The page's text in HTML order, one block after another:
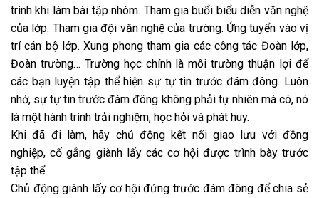
trình khi làm bài tập nhóm. Tham gia buổi biểu diễn văn nghệ
của lớp. Tham gia đội văn nghệ của trường. Ứng tuyển vào vị
trí cán bộ lớp. Xung phong tham gia các công tác Đoàn lớp,
Đoàn trường… Trường học chính là môi trường thuận lợi để
các bạn luyện tập thể hiện sự tự tin trước đám đông. Luôn
nhớ, sự tự tin trước đám đông không phải tự nhiên mà có, nó
là một hành trình trải nghiệm, học hỏi và phát huy.
Khi đã đi làm, hãy chủ động kết nối giao lưu với đồng
nghiệp, cố gắng giành lấy các cơ hội được trình bày trước
tập thể.
Chủ động giành lấy cơ hội đứng trước đám đông để chia sẻ